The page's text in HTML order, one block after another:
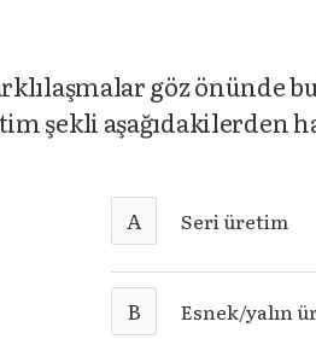
göz önünde
şekli aşağıdakilerden
A Seri üretim
B Esnek/yalın